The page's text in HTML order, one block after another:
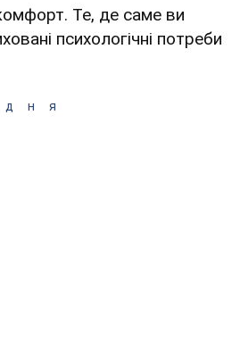
Те, де саме ви
психологічні потреби